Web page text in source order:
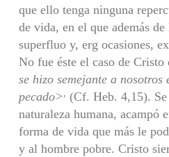
que ello tenga nin­guna
de vida, en el que además
superfluo y, erg ocasiones,
No fue éste el caso de Cristo
se hizo semejante a nosotros
pecado> (Cf. Heb. 4,15).
na­turaleza humana, acampó
forma de vida que más le
y al hombre pobre. Cristo